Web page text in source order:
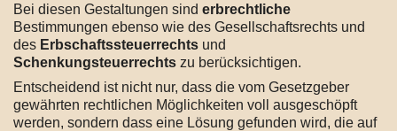
Bei diesen Gestaltungen sind erbrechtliche
Bestimmungen ebenso wie des Gesellschaftsrechts und
des Erbschaftssteuerrechts und
Schenkungsteuerrechts zu berücksichtigen.
Entscheidend ist nicht nur, dass die vom Gesetzgeber
gewährten rechtlichen Möglichkeiten voll ausgeschöpft
werden, sondern dass eine Lösung gefunden wird, die auf